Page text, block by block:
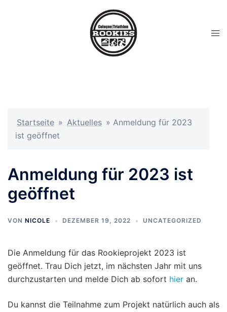
Startseite » Aktuelles » Anmeldung für 2023
ist geöffnet
Anmeldung für 2023 ist
geöffnet
VON NICOLE DEZEMBER 19, 2022 UNCATEGORIZED
Die Anmeldung für das Rookieprojekt 2023 ist
geöffnet. Trau Dich jetzt, im nächsten Jahr mit uns
durchzustarten und melde Dich ab sofort hier an.
Du kannst die Teilnahme zum Projekt natürlich auch als